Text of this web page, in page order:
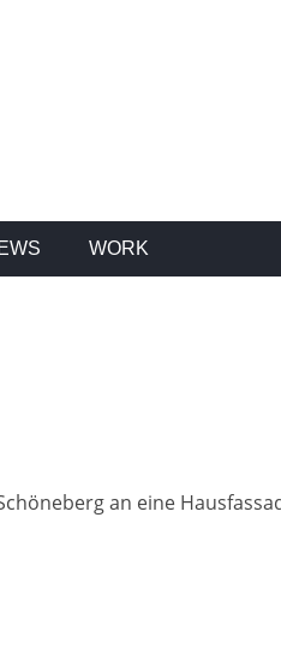
WORK
an eine